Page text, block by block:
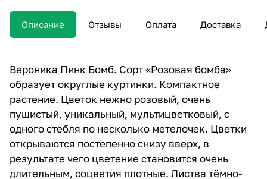
мультицветковый, с одного
стебля по несколько
метелочек.
Описание Отзывы Оплата Доставка
Вероника Пинк Бомб. Сорт «Розовая бомба»
образует округлые куртинки. Компактное
растение. Цветок нежно розовый, очень
пушистый, уникальный, мультицветковый, с
одного стебля по несколько метелочек. Цветки
открываются постепенно снизу вверх, в
результате чего цветение становится очень
длительным, соцветия плотные. Листва тёмно-